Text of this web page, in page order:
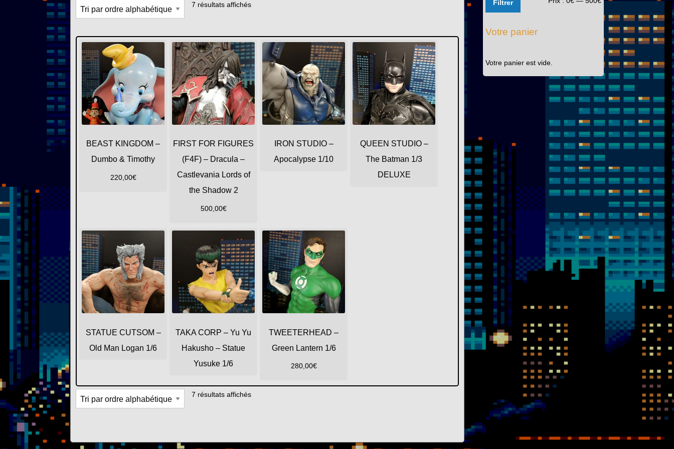
7 résultats affichés
BEAST KINGDOM –
Dumbo & Timothy
220,00€
FIRST FOR FIGURES
(F4F) – Dracula –
Castlevania Lords of
the Shadow 2
500,00€
IRON STUDIO –
Apocalypse 1/10
QUEEN STUDIO –
The Batman 1/3
DELUXE
STATUE CUTSOM –
Old Man Logan 1/6
TAKA CORP – Yu Yu
Hakusho – Statue
Yusuke 1/6
TWEETERHEAD –
Green Lantern 1/6
280,00€
7 résultats affichés
Filtrer
Votre panier
Votre panier est vide.